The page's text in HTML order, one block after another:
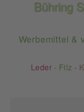
Bühring
Werbemittel &
Leder - Filz -